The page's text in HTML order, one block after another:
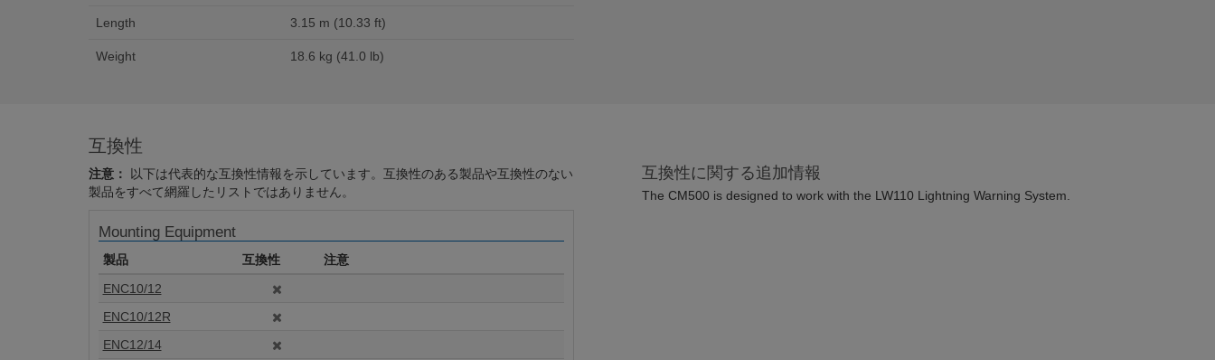
Length 3.15 m (10.33 ft)
Weight 18.6 kg (41.0 lb)
互換性
注意：
以下は代表的な互換性情報を示しています。互換性のある製品や互換性のない
製品をすべて網羅したリストではありません。
Mounting Equipment
製品 互換性
注意
ENC10/12
ENC10/12R
ENC12/14
互換性に関する追加情報
The CM500 is designed to work with the LW110 Lightning Warning System.